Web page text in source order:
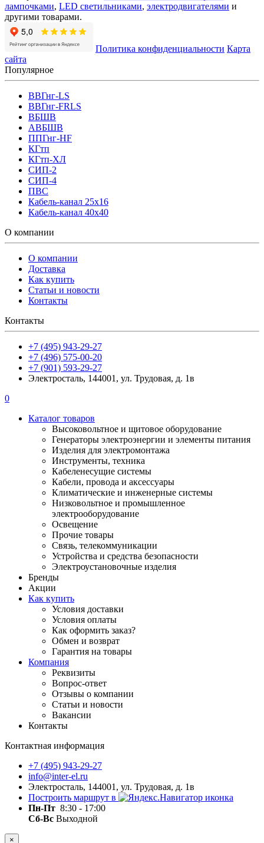
лампочками, LED светильниками, электродвигателями и
другими товарами.
Политика конфиденциальности Карта
сайта
Популярное
ВВГнг-LS
ВВГнг-FRLS
ВБШВ
АВБШВ
ППГнг-HF
КГтп
КГтп-ХЛ
СИП-2
СИП-4
ПВС
Кабель-канал 25х16
Кабель-канал 40х40
О компании
О компании
Доставка
Как купить
Статьи и новости
Контакты
Контакты
+7 (495) 943-29-27
+7 (496) 575-00-20
+7 (901) 593-29-27
Электросталь, 144001, ул. Трудовая, д. 1в
0
Каталог товаров
Высоковольтное и щитовое оборудование
Генераторы электроэнергии и элементы питания
Изделия для электромонтажа
Инструменты, техника
Кабеленесущие системы
Кабели, провода и аксессуары
Климатические и инженерные системы
Низковольтное и промышленное
электрооборудование
Освещение
Прочие товары
Связь, телекоммуникации
Устройства и средства безопасности
Электроустановочные изделия
Бренды
Акции
Как купить
Условия доставки
Условия оплаты
Как оформить заказ?
Обмен и возврат
Гарантия на товары
Компания
Реквизиты
Вопрос-ответ
Отзывы о компании
Статьи и новости
Вакансии
Контакты
Контактная информация
+7 (495) 943-29-27
info@inter-el.ru
Электросталь, 144001, ул. Трудовая, д. 1в
Построить маршрут в
Пн-Пт 8:30 - 17:00
Сб-Вс Выходной
×